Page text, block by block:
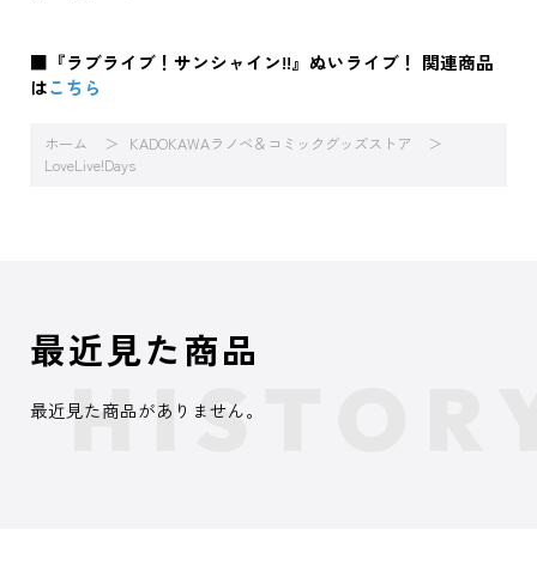
■『ラブライブ！サンシャイン!!』ぬいライブ！ 関連商品
はこちら
ホーム
KADOKAWAラノベ＆コミックグッズストア
LoveLive!Days
最近見た商品
最近見た商品がありません。